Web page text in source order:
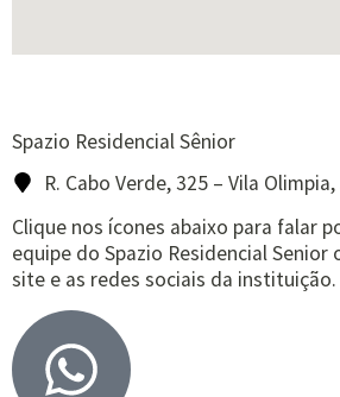
Spazio Residencial Sênior
R. Cabo Verde, 325 – Vila
Clique nos ícones abaixo para falar
equipe do Spazio Residencial Senior
site e as redes sociais da instituição.